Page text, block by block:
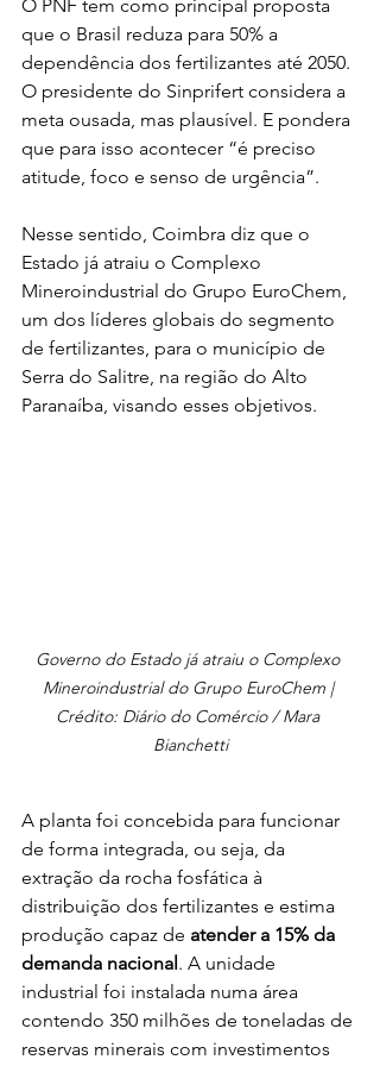
O PNF tem como principal proposta
que o Brasil reduza para 50% a
dependência dos fertilizantes até 2050.
O presidente do Sinprifert considera a
meta ousada, mas plausível. E pondera
que para isso acontecer “é preciso
atitude, foco e senso de urgência”.
Nesse sentido, Coimbra diz que o
Estado já atraiu o Complexo
Mineroindustrial do Grupo EuroChem,
um dos líderes globais do segmento
de fertilizantes, para o município de
Serra do Salitre, na região do Alto
Paranaíba, visando esses objetivos.
Governo do Estado já atraiu o Complexo
Mineroindustrial do Grupo EuroChem |
Crédito: Diário do Comércio / Mara
Bianchetti
A planta foi concebida para funcionar
de forma integrada, ou seja, da
extração da rocha fosfática à
distribuição dos fertilizantes e estima
produção capaz de atender a 15% da
demanda nacional. A unidade
industrial foi instalada numa área
contendo 350 milhões de toneladas de
reservas minerais com investimentos